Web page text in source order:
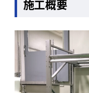
施工概要